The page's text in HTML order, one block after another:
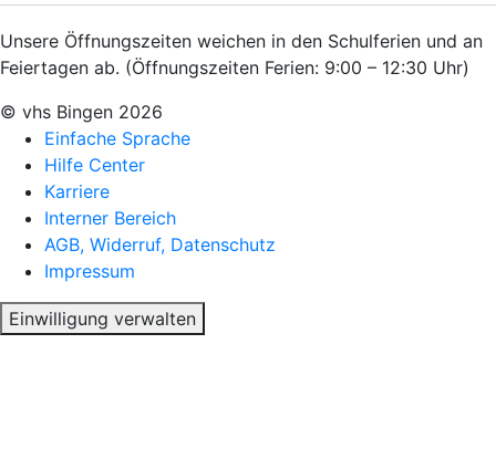
Unsere Öffnungszeiten weichen in den Schulferien und an
Feiertagen ab. (Öffnungszeiten Ferien: 9:00 – 12:30 Uhr)
© vhs Bingen 2026
Einfache Sprache
Hilfe Center
Karriere
Interner Bereich
AGB, Widerruf, Datenschutz
Impressum
Einwilligung verwalten